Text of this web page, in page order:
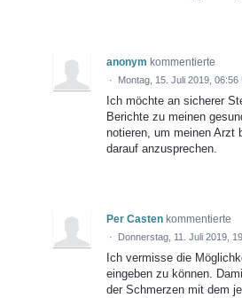
anonym kommentierte
· Montag, 15. Juli 2019, 06:56
Ich möchte an sicherer
Berichte zu meinen
notieren, um meinen Arzt
darauf anzusprechen.
Per Casten kommentierte
· Donnerstag, 11. Juli 2019,
Ich vermisse die
eingeben zu können.
der Schmerzen mit dem